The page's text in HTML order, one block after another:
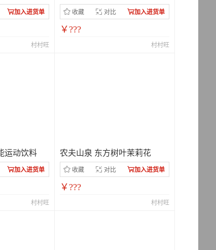
加入进货单
村村旺
收藏 对比 加入进货单
￥???
村村旺
运动饮料
加入进货单
村村旺
农夫山泉 东方树叶茉莉花
收藏 对比 加入进货单
￥???
村村旺